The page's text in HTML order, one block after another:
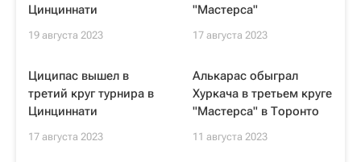
Цинциннати
19 августа 2023
"Мастерса"
17 августа 2023
Циципас вышел в
третий круг турнира в
Цинциннати
17 августа 2023
Алькарас обыграл
Хуркача в третьем круге
"Мастерса" в Торонто
11 августа 2023